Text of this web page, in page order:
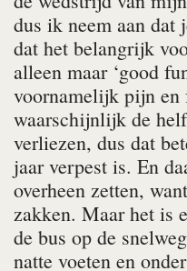
dus ik neem aan dat
dat het belangrijk
alleen maar ‘good
voornamelijk pijn en
waarschijnlijk de
verliezen, dus dat
jaar verpest is. En
overheen zetten,
zakken. Maar het is
de bus op de
natte voeten en